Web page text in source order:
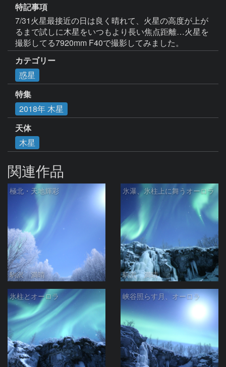
特記事項
7/31火星最接近の日は良く晴れて、火星の高度が上が
るまで試しに木星をいつもより長い焦点距離…火星を
撮影してる7920mm F40で撮影してみました。
カテゴリー
惑星
特集
2018年 木星
天体
木星
関連作品
極北・天地輝彩
駒沢 満晴
氷瀑、氷柱上に舞うオーロラ
駒沢 満晴
氷柱とオーロラ 峡谷照らす月、オーロラ